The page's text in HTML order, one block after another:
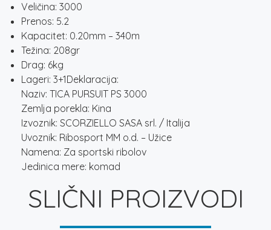
Veličina: 3000
Prenos: 5.2
Kapacitet: 0.20mm – 340m
Težina: 208gr
Drag: 6kg
Lageri: 3+1Deklaracija:
Naziv: TICA PURSUIT PS 3000
Zemlja porekla: Kina
Izvoznik: SCORZIELLO SASA srl. / Italija
Uvoznik: Ribosport MM o.d. – Užice
Namena: Za sportski ribolov
Jedinica mere: komad
SLIČNI PROIZVODI